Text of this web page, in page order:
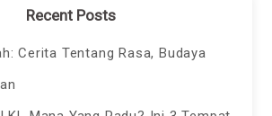
Recent Posts
Cerita Tentang Rasa, Budaya